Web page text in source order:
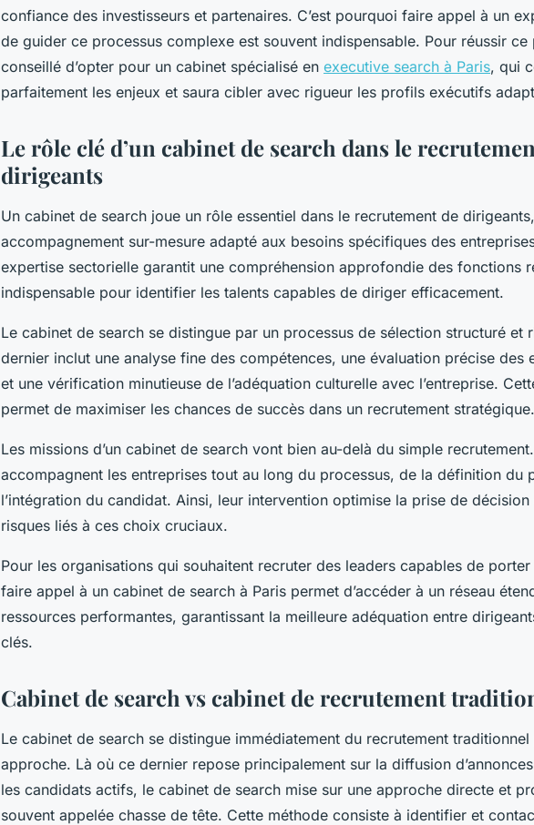
confiance des investisseurs et partenaires. C’est pourquoi faire appel à un
de guider ce processus complexe est souvent indispensable. Pour réussir ce
conseillé d’opter pour un cabinet spécialisé en executive search à Paris, qui
parfaitement les enjeux et saura cibler avec rigueur les profils exécutifs
Le rôle clé d’un cabinet de search dans le
dirigeants
Un cabinet de search joue un rôle essentiel dans le recrutement de
accompagnement sur-mesure adapté aux besoins spécifiques des
expertise sectorielle garantit une compréhension approfondie des fonctions
indispensable pour identifier les talents capables de diriger efficacement.
Le cabinet de search se distingue par un processus de sélection structuré et
dernier inclut une analyse fine des compétences, une évaluation précise des
et une vérification minutieuse de l’adéquation culturelle avec l’entreprise.
permet de maximiser les chances de succès dans un recrutement stratégique.
Les missions d’un cabinet de search vont bien au-delà du simple
accompagnent les entreprises tout au long du processus, de la définition du
l’intégration du candidat. Ainsi, leur intervention optimise la prise de
risques liés à ces choix cruciaux.
Pour les organisations qui souhaitent recruter des leaders capables de
faire appel à un cabinet de search à Paris permet d’accéder à un réseau
ressources performantes, garantissant la meilleure adéquation entre
clés.
Cabinet de search vs cabinet de recrutement
Le cabinet de search se distingue immédiatement du recrutement
approche. Là où ce dernier repose principalement sur la diffusion
les candidats actifs, le cabinet de search mise sur une approche directe et
souvent appelée chasse de tête. Cette méthode consiste à identifier et